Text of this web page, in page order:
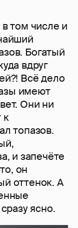
том числе и
Богатый
вдруг
Всё дело
имеют
Они ни
к
топазов.
и запечёте
он
оттенок. А
ясно.